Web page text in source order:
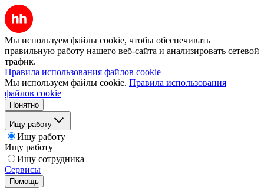
Мы используем файлы cookie, чтобы обеспечивать
правильную работу нашего веб-сайта и анализировать сетевой
трафик.
Правила использования файлов cookie
Мы используем файлы cookie. Правила использования
файлов cookie
Понятно
Ищу работу
Ищу работу
Ищу работу
Ищу сотрудника
Сервисы
Помощь